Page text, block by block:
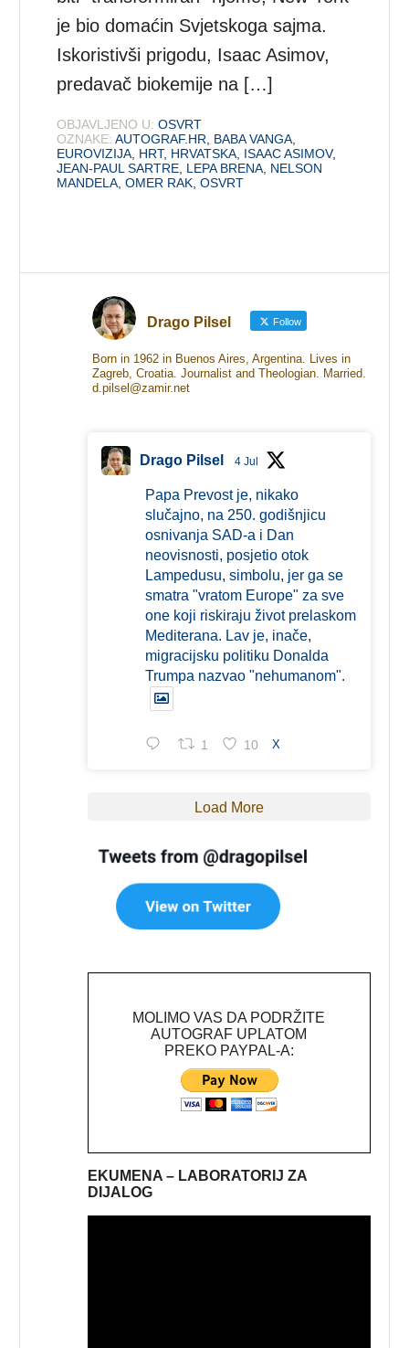
je bio domaćin Svjetskoga sajma.
Iskoristivši prigodu, Isaac Asimov,
predavač biokemije na […]
OBJAVLJENO U: OSVRT
OZNAKE: AUTOGRAF.HR BABA VANGA
EUROVIZIJA HRT, HRVATSKA ISAAC ASIMOV,
JEAN-PAUL SARTRE LEPA BRENA NELSON
MANDELA ,OMER RAK ,OSVRT
Drago Pilsel Follow
Born in 1962 in Buenos Aires, Argentina. Lives in
Zagreb, Croatia. Journalist and Theologian. Married.
d.pilsel@zamir.net
Drago Pilsel 4 Jul
Papa Prevost je, nikako
slučajno, na 250. godišnjicu
osnivanja SAD-a i Dan
neovisnosti, posjetio otok
Lampedusu, simbolu, jer ga se
smatra "vratom Europe" za sve
one koji riskiraju život prelaskom
Mediterana. Lav je, inače,
migracijsku politiku Donalda
Trumpa nazvao "nehumanom".
1 10 X
Load More
MOLIMO VAS DA PODRŽITE
AUTOGRAF UPLATOM
PREKO PAYPAL-A:
EKUMENA – LABORATORIJ ZA
DIJALOG